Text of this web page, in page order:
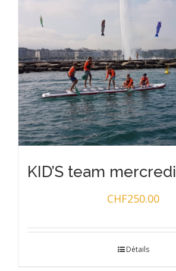
KID’S team mercredi
CHF250.00
Détails